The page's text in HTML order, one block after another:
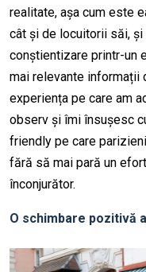
realitate, așa cum este
cât și de locuitorii săi,
conștientizare printr-un
mai relevante informații
experiența pe care am
observ și îmi însușesc
friendly pe care
fără să mai pară un
înconjurător.
O schimbare pozitivă